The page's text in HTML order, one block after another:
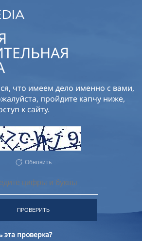
что имеем дело именно с вами,
пройдите капчу ниже,
к сайту.
Обновить
ПРОВЕРИТЬ
эта проверка?